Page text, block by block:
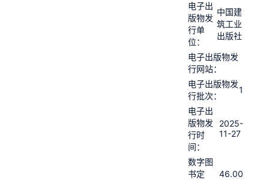
电子出
版物发
行单
位：
中国建
筑工业
出版社
电子出版物发
行网站：
电子出版物发
行批次：
1
电子出
版物发
行时
间：
2025-
11-27
数字图
书定
46.00